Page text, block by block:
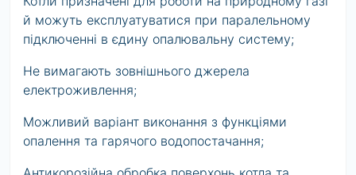
й можуть експлуатуватися при паралельному
підключенні в єдину опалювальну систему;
Не вимагають зовнішнього джерела
електроживлення;
Можливий варіант виконання з функціями
опалення та гарячого водопостачання;